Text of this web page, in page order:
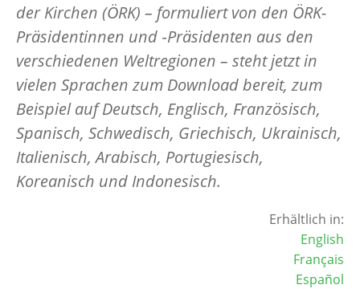
der Kirchen (ÖRK) – formuliert von den ÖRK-
Präsidentinnen und ‑Präsidenten aus den
verschiedenen Weltregionen – steht jetzt in
vielen Sprachen zum Download bereit, zum
Beispiel auf Deutsch, Englisch, Französisch,
Spanisch, Schwedisch, Griechisch, Ukrainisch,
Italienisch, Arabisch, Portugiesisch,
Koreanisch und Indonesisch.
Erhältlich in:
English
Français
Español